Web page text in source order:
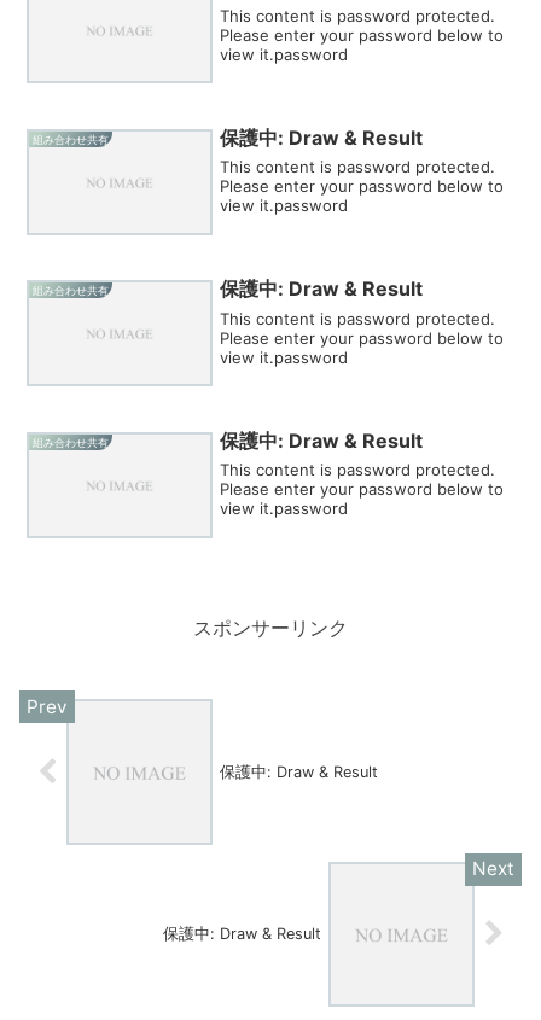
This content is password protected.
Please enter your password below to
view it.password
組み合わせ共有 保護中: Draw & Result
This content is password protected.
Please enter your password below to
view it.password
組み合わせ共有 保護中: Draw & Result
This content is password protected.
Please enter your password below to
view it.password
組み合わせ共有 保護中: Draw & Result
This content is password protected.
Please enter your password below to
view it.password
スポンサーリンク
保護中: Draw & Result
保護中: Draw & Result